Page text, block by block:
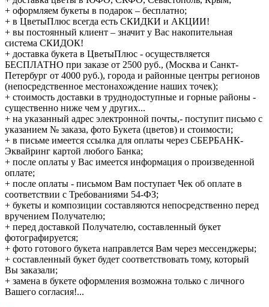
+ оформляем букеты в подарок – бесплатно;
+ в ЦветыПлюс всегда есть СКИДКИ и АКЦИИ!
+ вы постоянный клиент – значит у Вас накопительная
система СКИДОК!
+ доставка букета в ЦветыПлюс - осуществляется
БЕСПЛАТНО при заказе от 2500 руб., (Москва и Санкт-
Петербург от 4000 руб.), города и районные центры регионов
(непосредственное местонахождение наших точек);
+ стоимость доставки в труднодоступные и горные районы -
существенно ниже чем у других...
+ на указанный адрес электронной почты,- поступит письмо с
указанием № заказа, фото Букета (цветов) и стоимости;
+ в письме имеется ссылка для оплаты через СБЕРБАНК-
Эквайринг картой любого Банка;
+ после оплаты у Вас имеется информация о произведенной
оплате;
+ после оплаты - письмом Вам поступает Чек об оплате в
соответствии с Требованиями 54-ФЗ;
+ букеты и композиции составляются непосредственно перед
вручением Получателю;
+ перед доставкой Получателю, составленный букет
фотографируется;
+ фото готового букета направлется Вам через мессенджеры;
+ составленный букет будет соответствовать тому, который
Вы заказали;
+ замена в букете оформления возможна только с личного
Вашего согласия!...